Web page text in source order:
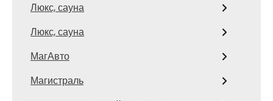
Люкс, сауна
Люкс, сауна
МагАвто
Магистраль